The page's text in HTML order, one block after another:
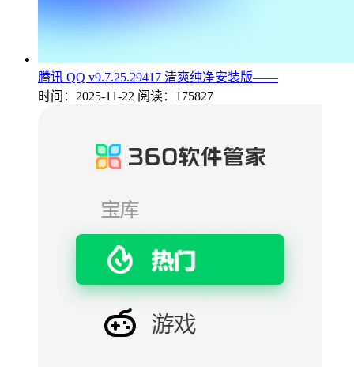
腾讯 QQ v9.7.25.29417 清爽纯净安装版——
时间：2025-11-22 阅读：175827